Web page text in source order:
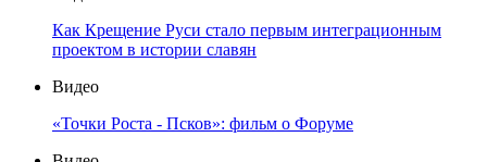
Как Крещение Руси стало первым интеграционным
проектом в истории славян
Видео
«Точки Роста - Псков»: фильм о Форуме